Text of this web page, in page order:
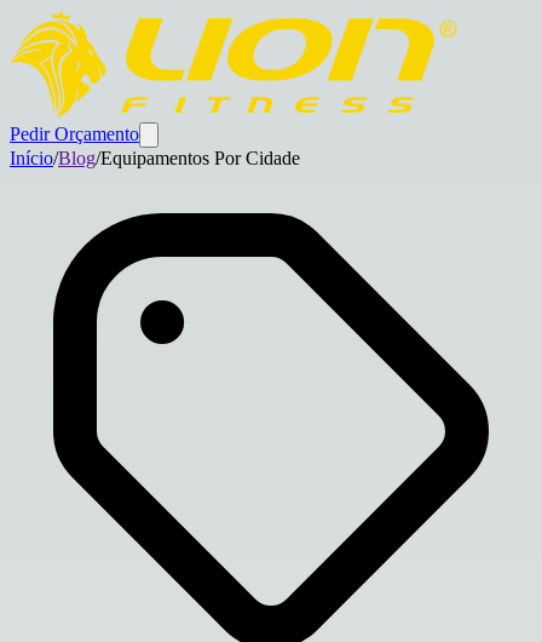
Pedir Orçamento
Início/Blog/Equipamentos Por Cidade